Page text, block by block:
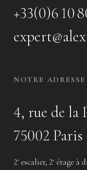
+33(0)6 10
NOTRE ADRESSE
4, rue de la
75002 Paris
2e escalier, 2e étage à